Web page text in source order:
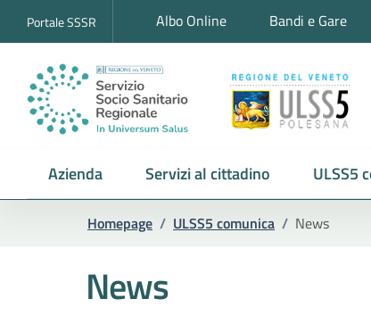
Portale SSSR Albo Online Bandi e Gare
Azienda Servizi al cittadino ULSS5
Homepage / ULSS5 comunica / News
News